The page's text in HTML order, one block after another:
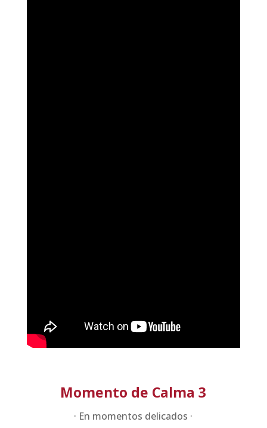
Momento de Calma 3
· En momentos delicados ·